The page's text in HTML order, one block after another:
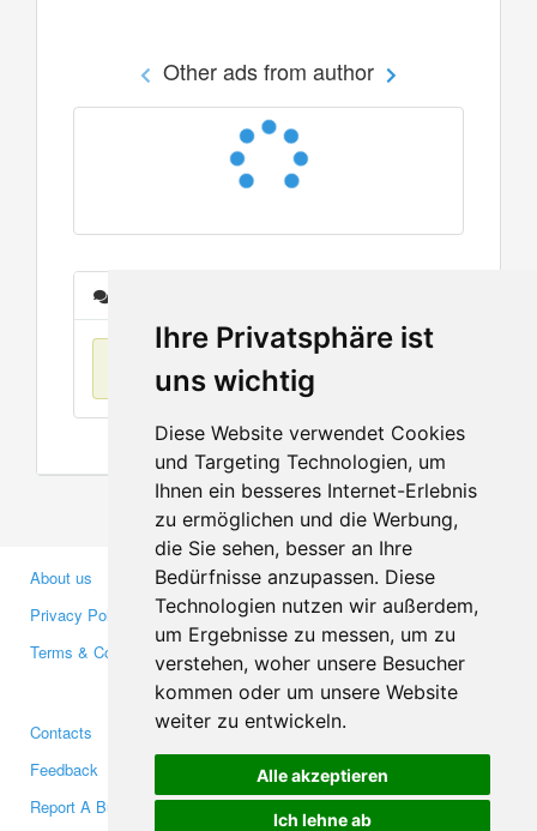
Ihre Privatsphäre ist
uns wichtig
Diese Website verwendet Cookies
und Targeting Technologien, um
Ihnen ein besseres Internet-Erlebnis
zu ermöglichen und die Werbung,
die Sie sehen, besser an Ihre
Bedürfnisse anzupassen. Diese
Technologien nutzen wir außerdem,
um Ergebnisse zu messen, um zu
verstehen, woher unsere Besucher
kommen oder um unsere Website
weiter zu entwickeln.
Alle akzeptieren
Ich lehne ab
Other ads from author
No items found
About us
Privacy Policy
Terms & Conditions
Business Partners
Investors
Media
Contacts
Feedback
Report A Bug
Facebook
Twitter
YouTube